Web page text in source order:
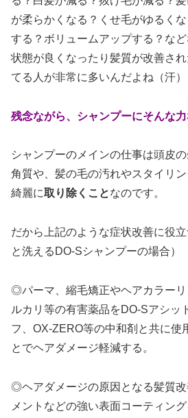
が柔らかくなる？くせ毛がゆるく
する？ボリュームアップする？な
状態が良くなったり髪質が改善さ
てる人が非常に多いんだよね（汗）
残念ながら、シャンプーにそんな
シャンプーのメインの仕事は頭皮
角質や、髪の毛の汚れやスタイリ
綺麗に取り除くことなのです。
だから上記のような症状改善に役
と洗えるDO-Sシャンプーの場合）
◎パーマ、縮毛矯正やヘアカラー
ルカリ等の有害薬品をDO-Sアシッ
フ、OX-ZERO等の中和剤と共に使
とでヘアダメージ軽減する。
◎ヘアダメージの原因となる髪質改
メントなどの強い表面コーティン